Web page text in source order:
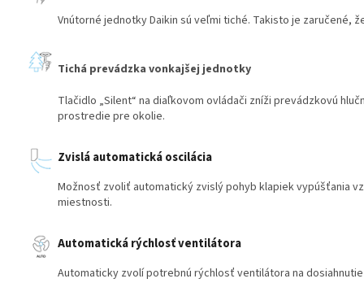
Vnútorné jednotky Daikin sú veľmi tiché. Takisto je zaručené,
Tichá prevádzka vonkajšej jednotky
Tlačidlo „Silent“ na diaľkovom ovládači zníži prevádzkovú
prostredie pre okolie.
Zvislá automatická oscilácia
Možnosť zvoliť automatický zvislý pohyb klapiek vypúšťania
miestnosti.
Automatická rýchlosť ventilátora
Automaticky zvolí potrebnú rýchlosť ventilátora na